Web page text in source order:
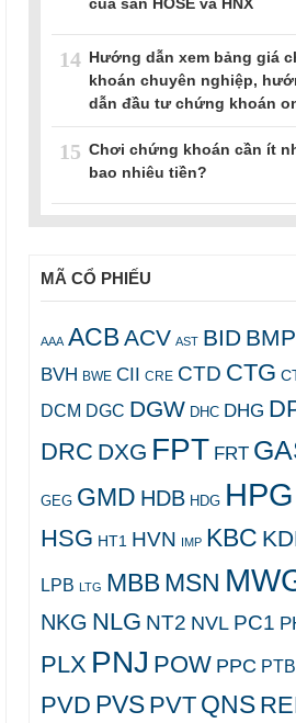
14 Hướng dẫn xem bảng giá
khoán chuyên nghiệp,
dẫn đầu tư chứng khoán
15 Chơi chứng khoán cần ít
bao nhiêu tiền?
MÃ CỔ PHIẾU
AAA ACB ACV AST BID BMP
BVH BWE CII CRE CTD CTG
DCM DGC DGW DHC DHG
DRC DXG FPT FRT
GEG GMD HDB HDG HPG
HSG HT1 HVN IMP KBC
LPB LTG MBBMSN
NKG NLG NT2 NVL PC1
PLX PNJ POW PPC PTB
PVD PVS PVT QNS